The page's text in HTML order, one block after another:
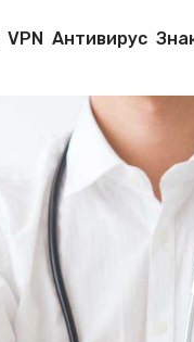
VPN Антивирус